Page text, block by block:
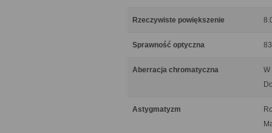
Rzeczywiste powiększenie
Sprawność optyczna
Aberracja chromatyczna
W
Astygmatyzm